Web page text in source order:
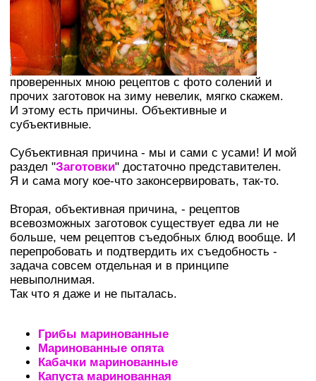
проверенных мною рецептов с фото солений и
прочих заготовок на зиму невелик, мягко скажем.
И этому есть причины. Объективные и
субъективные.
Субъективная причина - мы и сами с усами! И мой
раздел "Заготовки" достаточно представителен.
Я и сама могу кое-что законсервировать, так-то.
Вторая, объективная причина, - рецептов
всевозможных заготовок существует едва ли не
больше, чем рецептов съедобных блюд вообще. И
перепробовать и подтвердить их съедобность -
задача совсем отдельная и в принципе
невыполнимая.
Так что я даже и не пыталась.
Грибы маринованные
Маринованные опята
Кабачки маринованные
Капуста маринованная